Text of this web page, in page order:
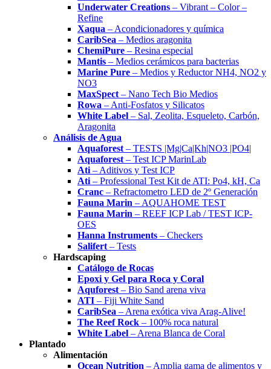
Underwater Creations – Vibrant – Color –
Refine
Xaqua – Acondicionadores y química
CaribSea – Medios aragonita
ChemiPure – Resina especial
Mantis – Medios cerámicos para bacterias
Marine Pure – Medios y Reductor NH4, NO2 y
NO3
MaxSpect – Nano Tech Bio Medios
Rowa – Anti-Fosfatos y Silicatos
White Label – Sal, Zeolita, Esqueleto, Carbón,
Aragonita
Análisis de Agua
Aquaforest – TESTS |Mg|Ca|Kh|NO3 |PO4|
Aquaforest – Test ICP MarinLab
Ati – Aditivos y Test ICP
Ati – Professional Test Kit de ATI: Po4, kH, Ca
Cranc – Refractometro LED de 2º Generación
Fauna Marin – AQUAHOME TEST
Fauna Marin – REEF ICP Lab / TEST ICP-
OES
Hanna Instruments – Checkers
Salifert – Tests
Hardscaping
Catálogo de Rocas
Epoxi y Gel para Roca y Coral
Aquforest – Bio Sand arena viva
ATI – Fiji White Sand
CaribSea – Arena exótica viva Arag-Alive!
The Reef Rock – 100% roca natural
White Label – Arena Blanca de Coral
Plantado
Alimentación
Ocean Nutrition – Amplia gama de alimentos y